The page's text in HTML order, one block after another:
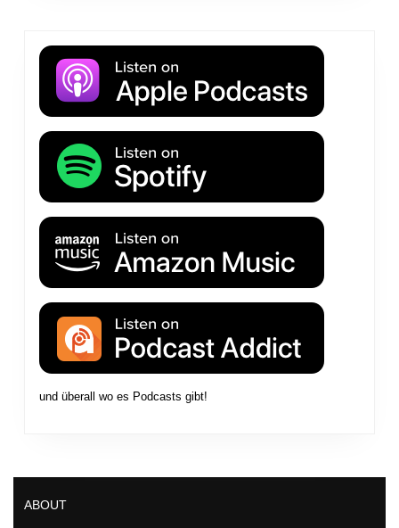
und überall wo es Podcasts gibt!
ABOUT